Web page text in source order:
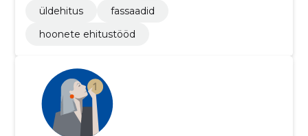
üldehitus
fassaadid
hoonete ehitustööd